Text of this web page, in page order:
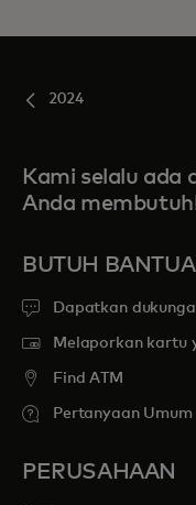
2024
Kami selalu ada
Anda
BUTUH
Dapatkan
Melaporkan kartu
Find ATM
Pertanyaan Umum
PERUSAHAAN